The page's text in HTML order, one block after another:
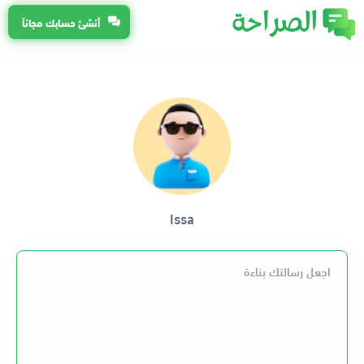
أنشئ حسابك مجاناً
Issa